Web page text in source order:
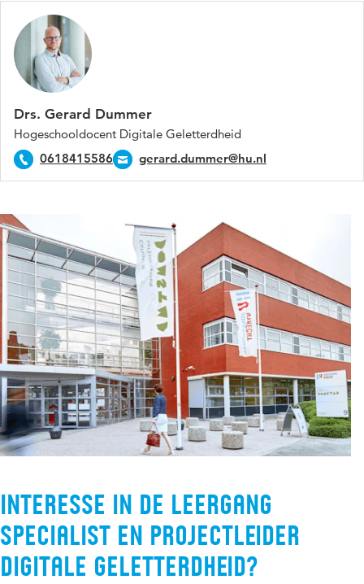
Drs. Gerard Dummer
Hogeschooldocent Digitale Geletterdheid
0618415586
gerard.dummer@hu.nl
Interesse in de leergang
Specialist en projectleider
digitale geletterdheid?